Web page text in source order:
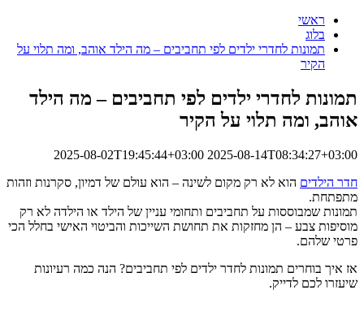
ראשי
בלוג
תמונות לחדרי ילדים לפי תחביבים – מה הילד אוהב, ומה תלוי על
הקיר
תמונות לחדרי ילדים לפי תחביבים – מה הילד
אוהב, ומה תלוי על הקיר
2025-08-02T19:45:44+03:00 2025-08-14T08:34:27+03:00
חדר הילדים הוא לא רק מקום לשינה – הוא עולם של דמיון, סקרנות וזהות
מתפתחת.
תמונות שמבוססות על תחביבים ותחומי עניין של הילד או הילדה לא רק
מוסיפות צבע – הן מחזקות את תחושת השייכות והביטוי האישי בחלל הכי
פרטי שלהם.
אז איך בוחרים תמונות לחדר ילדים לפי תחביבים? הנה כמה רעיונות
שיעזרו לכם לדייק.